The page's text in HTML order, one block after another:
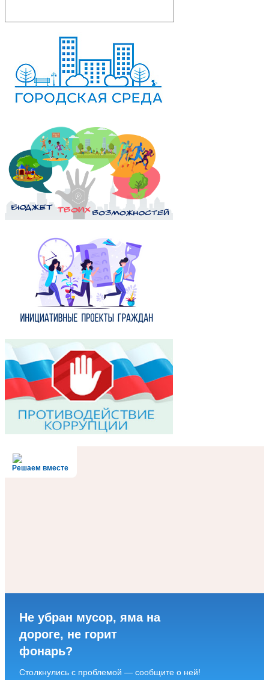
Решаем вместе
Не убран мусор, яма на
дороге, не горит
фонарь?
Столкнулись с проблемой — сообщите о ней!